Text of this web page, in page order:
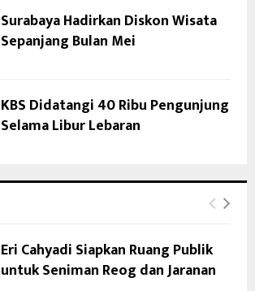
Surabaya Hadirkan Diskon Wisata
Sepanjang Bulan Mei
KBS Didatangi 40 Ribu Pengunjung
Selama Libur Lebaran
Eri Cahyadi Siapkan Ruang Publik
untuk Seniman Reog dan Jaranan